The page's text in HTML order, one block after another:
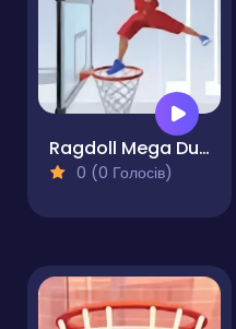
Ragdoll Mega Dunk
0 (0 Голосів)